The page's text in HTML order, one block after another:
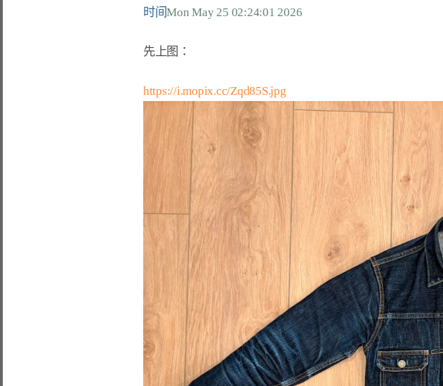
时间Mon May 25 02:24:01 2026
先上图：
https://i.mopix.cc/Zqd85S.jpg